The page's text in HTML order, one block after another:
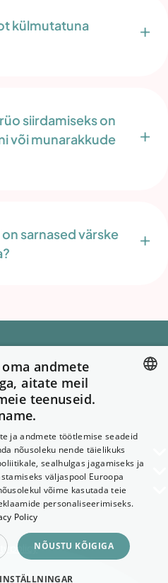
külmutatuna
siirdamiseks on
või munarakkude
sarnased värske
policy
ENGLISH
SWEDISH
andmete
aitate meil
teenuseid.
ja andmete töötlemise seadeid
nõusoleku nende täielikuks
sealhulgas jagamiseks ja
väljaspool Euroopa
võime kasutada teie
personaliseerimiseks.
Policy
NÕUSTU KÕIGIGA